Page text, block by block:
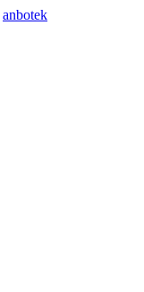
anbotek